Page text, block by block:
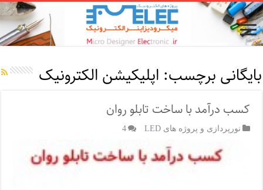
بایگانی برچسب: اپلیکیشن الکترونیک
کسب درآمد با ساخت تابلو روان
نورپردازی و پروژه های LED 4